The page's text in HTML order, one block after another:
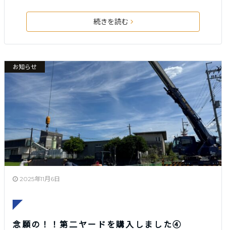
続きを読む
お知らせ
2025年11月6日
念願の！！第二ヤードを購入しました④